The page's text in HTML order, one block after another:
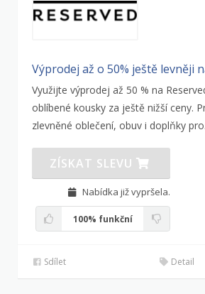
Výprodej až o 50% ještě levněji
Využijte výprodej až 50 % na
oblíbené kousky za ještě nižší ceny.
zlevněné oblečení, obuv i doplňky
ZÍSKAT SLEVU
Nabídka již vypršela.
100% funkční
Sdílet Detail